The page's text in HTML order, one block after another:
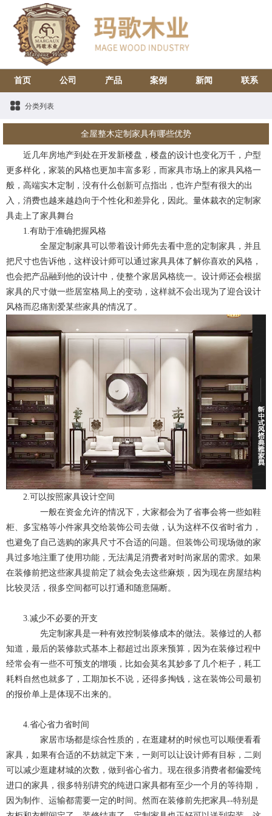
首页 公司 产品 案例 新闻 联系
分类列表
全屋整木定制家具有哪些优势
近几年房地产到处在开发新楼盘，楼盘的设计也变化万千，户型
更多样化，家装的风格也更加丰富多彩，而家具市场上的家具风格一
般，高端实木定制，没有什么创新可点指出，也许户型有很大的出
入，消费也越来越趋向于个性化和差异化，因此。量体裁衣的定制家
具走上了家具舞台
1.有助于准确把握风格
全屋定制家具可以带着设计师先去看中意的定制家具，并且
把尺寸也告诉他，这样设计师可以通过家具具体了解你喜欢的风格，
也会把产品融到他的设计中，使整个家居风格统一。设计师还会根据
家具的尺寸做一些居室格局上的变动，这样就不会出现为了迎合设计
风格而忍痛割爱某些家具的情况了。
2.可以按照家具设计空间
一般在资金允许的情况下，大家都会为了省事会将一些如鞋
柜、多宝格等小件家具交给装饰公司去做，认为这样不仅省时省力，
也避免了自己选购的家具尺寸不合适的问题。但装饰公司现场做的家
具过多地注重了使用功能，无法满足消费者对时尚家居的需求。如果
在装修前把这些家具提前定了就会免去这些麻烦，因为现在房屋结构
比较灵活，很多空间都可以打通和随意隔断。
3.减少不必要的开支
先定制家具是一种有效控制装修成本的做法。装修过的人都
知道，最后的装修款式基本上都超过出原来预算，因为在装修过程中
经常会有一些不可预支的增项，比如会莫名其妙多了几个柜子，耗工
耗料自然也就多了，工期加长不说，还得多掏钱，这在装饰公司最初
的报价单上是体现不出来的。
4.省心省力省时间
家居市场都是综合性质的，在逛建材的时候也可以顺便看看
家具，如果有合适的不妨就定下来，一则可以让设计师有目标，二则
可以减少逛建材城的次数，做到省心省力。现在很多消费者都偏爱纯
进口的家具，很多特别讲究的纯进口家具都有至少一个月的等待期，
因为制作、运输都需要一定的时间。然而在装修前先把家具--特别是